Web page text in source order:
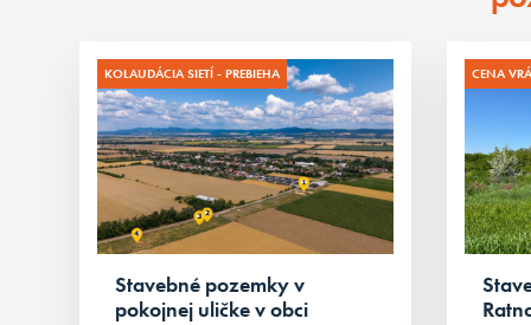
KOLAUDÁCIA SIETÍ - PREBIEHA
Stavebné pozemky v
pokojnej uličke v obci
CENA